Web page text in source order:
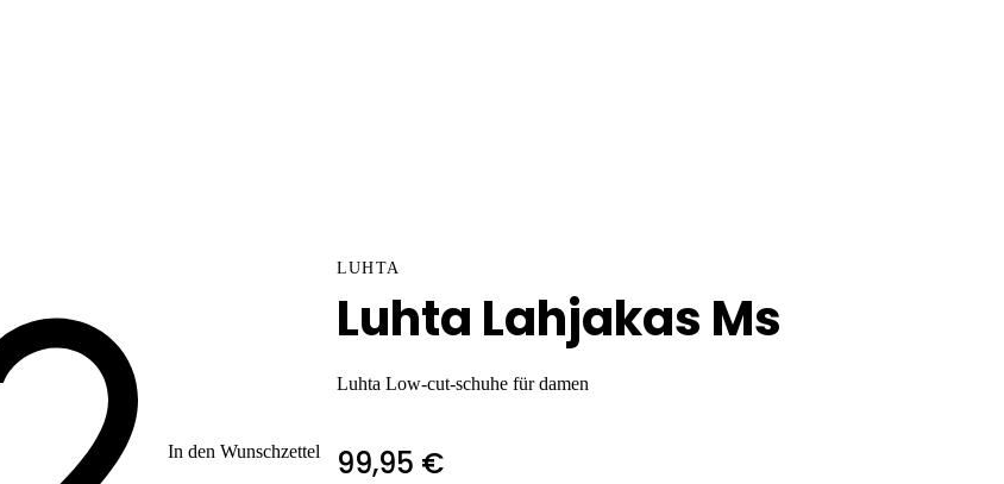
In den Wunschzettel
LUHTA
Luhta Lahjakas Ms
Luhta Low-cut-schuhe für damen
99,95 €